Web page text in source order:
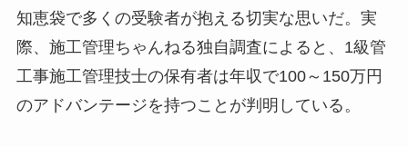
知恵袋で多くの受験者が抱える切実な思いだ。実
際、施工管理ちゃんねる独自調査によると、1級管
工事施工管理技士の保有者は年収で100～150万円
のアドバンテージを持つことが判明している。